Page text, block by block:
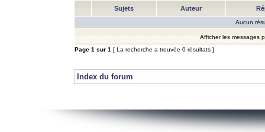
Sujets Auteur
Aucun
Afficher les messages
Page 1 sur 1 [ La recherche a trouvée 0 résultats ]
Index du forum